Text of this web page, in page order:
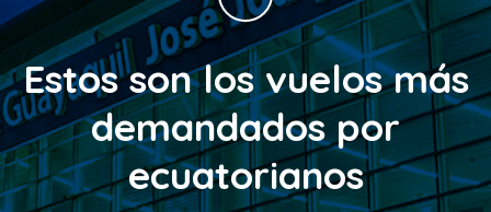
Estos son los vuelos más
demandados por
ecuatorianos